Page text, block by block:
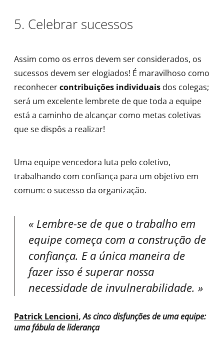
5. Celebrar sucessos
Assim como os erros devem ser considerados, os
sucessos devem ser elogiados! É maravilhoso como
reconhecercontribuições individuais dos colegas;
será um excelente lembrete de que toda a equipe
está a caminho de alcançar como metas coletivas
que se dispôs a realizar!
Uma equipe vencedora luta pelo coletivo,
trabalhando com confiança para um objetivo em
comum: o sucesso da organização.
Lembre-se de que o trabalho em
equipe começa com a construção de
confiança. E a única maneira de
fazer isso é superar nossa
necessidade de invulnerabilidade.
Patrick Lencioni,As cinco disfunções de uma equipe:
uma fábula de liderança